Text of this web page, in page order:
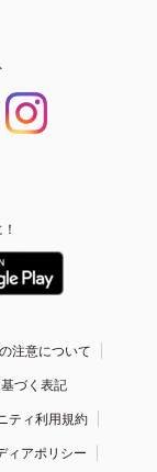
注意について
づく表記
ティ利用規約
ィアポリシー